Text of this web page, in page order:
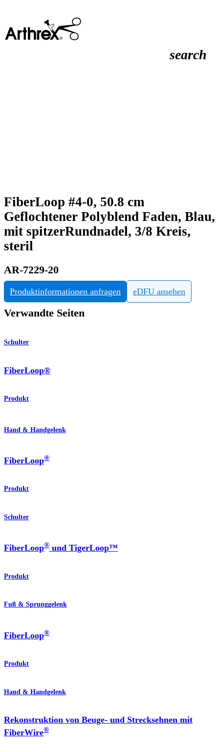
search
FiberLoop #4-0, 50.8 cm
Geflochtener Polyblend Faden, Blau,
mit spitzerRundnadel, 3/8 Kreis,
steril
AR-7229-20
Produktinformationen anfragen eDFU ansehen
Verwandte Seiten
Schulter
FiberLoop®
Produkt
Hand & Handgelenk
FiberLoop®
Produkt
Schulter
FiberLoop® und TigerLoop™
Produkt
Fuß & Sprunggelenk
FiberLoop®
Produkt
Hand & Handgelenk
Rekonstruktion von Beuge- und Strecksehnen mit
FiberWire®